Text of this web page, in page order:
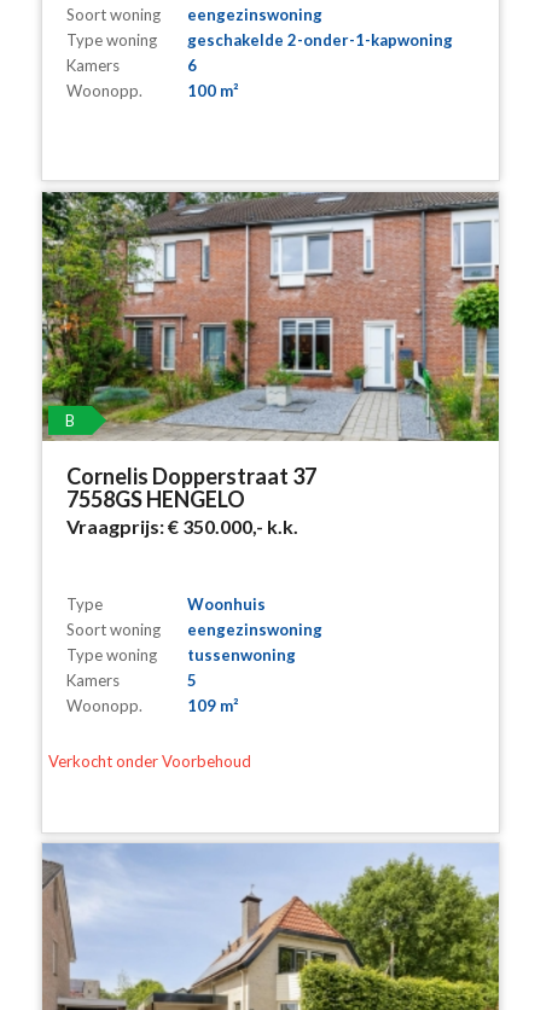
Soort woning
eengezinswoning
Type woning
geschakelde 2-onder-1-kapwoning
Kamers
6
Woonopp.
100 m²
B
Cornelis Dopperstraat 37
7558GS HENGELO
Vraagprijs:€ 350.000,- k.k.
Type
Woonhuis
Soort woning
eengezinswoning
Type woning
tussenwoning
Kamers
5
Woonopp.
109 m²
Verkocht onder Voorbehoud